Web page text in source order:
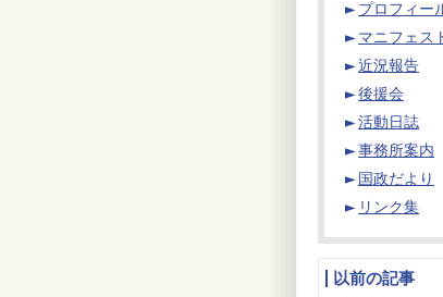
プロフィー
マニフェス
近況報告
後援会
活動日誌
事務所案内
国政だより
リンク集
以前の記事